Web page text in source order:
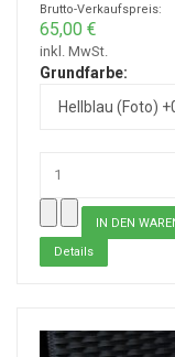
Brutto-Verkaufspreis:
65,00 €
inkl. MwSt.
Grundfarbe:
Details